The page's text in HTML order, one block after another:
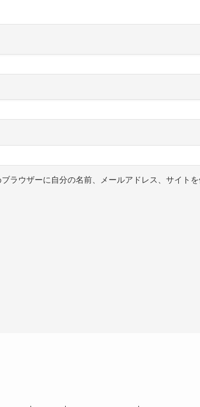
ラウザーに自分の名前、メールアドレス、サイトを